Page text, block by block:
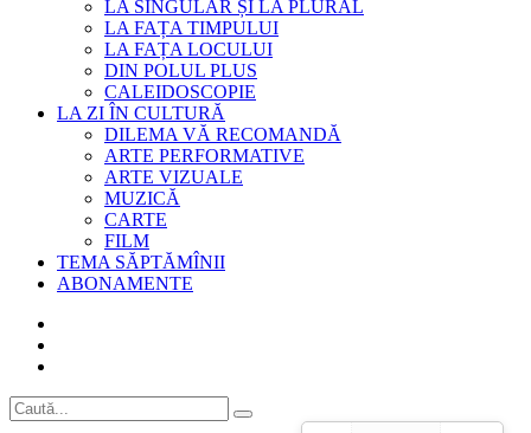
LA SINGULAR ȘI LA PLURAL
LA FAȚA TIMPULUI
LA FAȚA LOCULUI
DIN POLUL PLUS
CALEIDOSCOPIE
LA ZI ÎN CULTURĂ
DILEMA VĂ RECOMANDĂ
ARTE PERFORMATIVE
ARTE VIZUALE
MUZICĂ
CARTE
FILM
TEMA SĂPTĂMÎNII
ABONAMENTE